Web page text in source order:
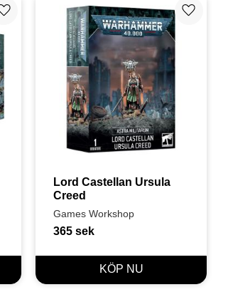
Lägg till i favoriter
Lord Castellan Ursula
Creed
Games Workshop
365 sek
Lägg